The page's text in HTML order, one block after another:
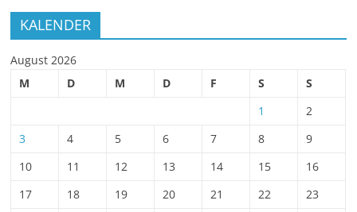
KALENDER
August 2026
M
D M D F S
S
1
2
3
4 5 6 7 8
9
10
11 12 13 14 15
16
17
18 19 20 21 22
23